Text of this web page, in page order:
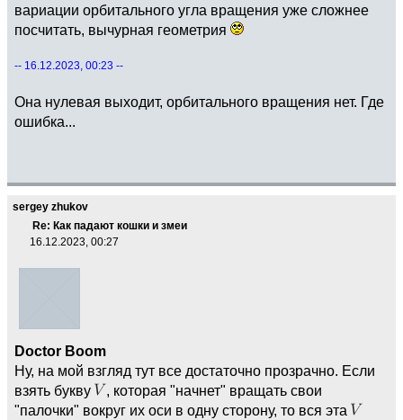
вариации орбитального угла вращения уже сложнее
посчитать, вычурная геометрия
-- 16.12.2023, 00:23 --
Она нулевая выходит, орбитального вращения нет. Где
ошибка...
sergey zhukov
Re: Как падают кошки и змеи
16.12.2023, 00:27
Doctor Boom
Ну, на мой взгляд тут все достаточно прозрачно. Если
взять букву
, которая "начнет" вращать свои
"палочки" вокруг их оси в одну сторону, то вся эта